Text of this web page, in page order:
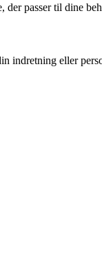
passer til dine
indretning eller